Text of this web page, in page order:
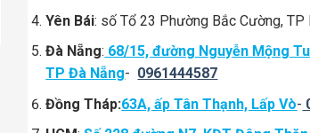
Yên Bái: số Tổ 23 Phường Bắc Cường, TP
Đà Nẵng: 68/15, đường Nguyễn Mộng
TP Đà Nẵng- 0961444587
Đồng Tháp:63A, ấp Tân Thạnh, Lấp Vò-